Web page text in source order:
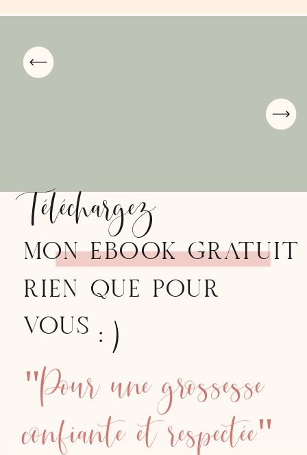
MON EBOOK GRATUIT
RIEN QUE POUR
VOUS:)
"Pour une grossesse
confiante et respectée"
Téléchargez